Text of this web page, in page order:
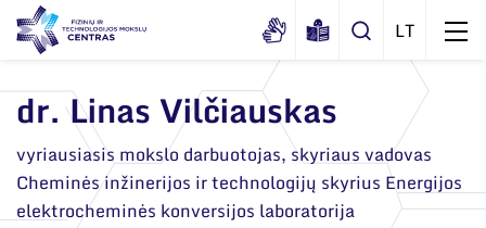
Apie mus
Dokumentai
Struktūra
dr. Linas Vilčiauskas
vyriausiasis mokslo darbuotojas, skyriaus vadovas
Cheminės inžinerijos ir technologijų skyrius Energijos
elektrocheminės konversijos laboratorija